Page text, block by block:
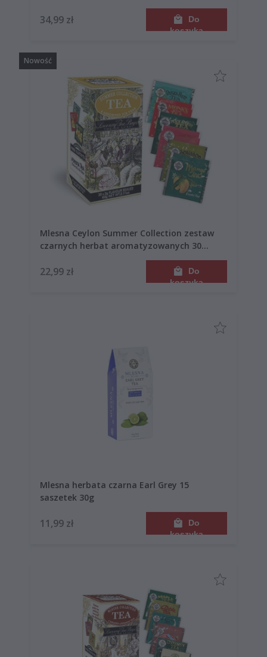
34,99 zł
Do
koszyka
Mlesna Ceylon Summer Collection zestaw
czarnych herbat aromatyzowanych 30
22,99 zł
Do
koszyka
Nowość
Mlesna herbata czarna Earl Grey 15
saszetek 30g
11,99 zł
Do
koszyka